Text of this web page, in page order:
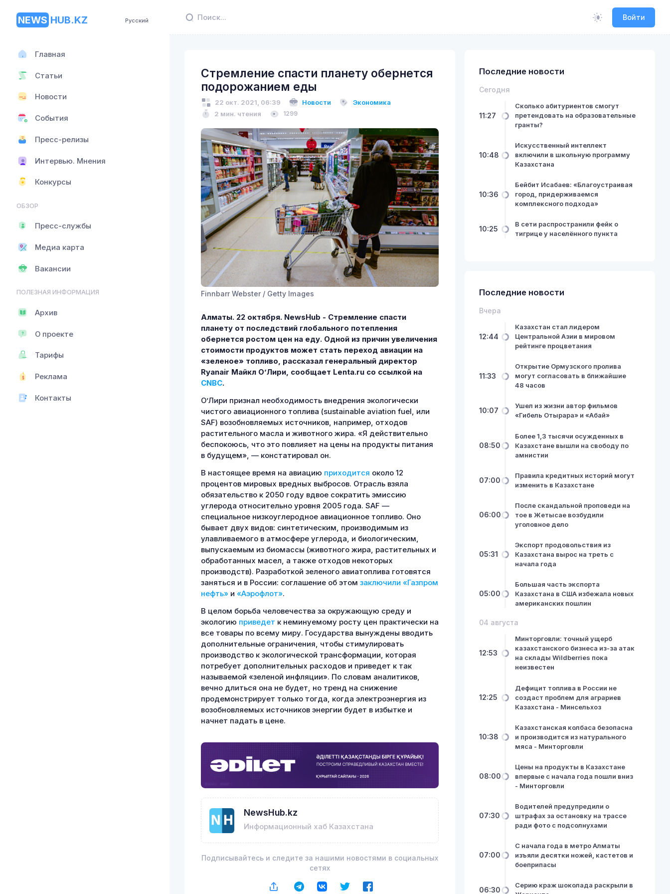
Войти
NEWS HUB.KZ Русский
Главная
Статьи
Новости
События
Пресс-релизы
Интервью. Мнения
Конкурсы
ОБЗОР
Пресс-службы
Медиа карта
Вакансии
ПОЛЕЗНАЯ ИНФОРМАЦИЯ
Архив
О проекте
Тарифы
Реклама
Контакты
Стремление спасти планету обернется
подорожанием еды
22 окт. 2021, 06:39 Новости
Экономика
2 мин. чтения
1299
Finnbarr Webster / Getty Images
Алматы. 22 октября. NewsHub - Стремление спасти
планету от последствий глобального потепления
обернется ростом цен на еду. Одной из причин увеличения
стоимости продуктов может стать переход авиации на
«зеленое» топливо, рассказал генеральный директор
Ryanair Майкл О’Лири, сообщает Lenta.ru со ссылкой на
CNBC.
О’Лири признал необходимость внедрения экологически
чистого авиационного топлива (sustainable aviation fuel, или
SAF) возобновляемых источников, например, отходов
растительного масла и животного жира. «Я действительно
беспокоюсь, что это повлияет на цены на продукты питания
в будущем», — констатировал он.
В настоящее время на авиацию приходится около 12
процентов мировых вредных выбросов. Отрасль взяла
обязательство к 2050 году вдвое сократить эмиссию
углерода относительно уровня 2005 года. SAF —
специальное низкоуглеродное авиационное топливо. Оно
бывает двух видов: синтетическим, производимым из
улавливаемого в атмосфере углерода, и биологическим,
выпускаемым из биомассы (животного жира, растительных и
обработанных масел, а также отходов некоторых
производств). Разработкой зеленого авиатоплива готовятся
заняться и в России: соглашение об этом заключили «Газпром
нефть»и «Аэрофлот».
В целом борьба человечества за окружающую среду и
экологию приведет к неминуемому росту цен практически на
все товары по всему миру. Государства вынуждены вводить
дополнительные ограничения, чтобы стимулировать
производство к экологической трансформации, которая
потребует дополнительных расходов и приведет к так
называемой «зеленой инфляции». По словам аналитиков,
вечно длиться она не будет, но тренд на снижение
продемонстрирует только тогда, когда электроэнергия из
возобновляемых источников энергии будет в избытке и
начнет падать в цене.
NewsHub.kz
Информационный хаб Казахстана
Подписывайтесь и следите за нашими новостями в социальных
сетях
Последние новости
Сегодня
11:27
Сколько абитуриентов смогут
претендовать на образовательные
гранты?
10:48
Искусственный интеллект
включили в школьную программу
Казахстана
10:36
Бейбит Исабаев: «Благоустраивая
город, придерживаемся
комплексного подхода»
10:25
В сети распространили фейк о
тигрице у населённого пункта
Последние новости
Вчера
12:44
Казахстан стал лидером
Центральной Азии в мировом
рейтинге процветания
11:33
Открытие Ормузского пролива
могут согласовать в ближайшие
48 часов
10:07
Ушел из жизни автор фильмов
«Гибель Отырара» и «Абай»
08:50
Более 1,3 тысячи осужденных в
Казахстане вышли на свободу по
амнистии
07:00
Правила кредитных историй могут
изменить в Казахстане
06:00
После скандальной проповеди на
тое в Жетысае возбудили
уголовное дело
05:31
Экспорт продовольствия из
Казахстана вырос на треть с
начала года
05:00
Большая часть экспорта
Казахстана в США избежала новых
американских пошлин
04 августа
12:53
Минторговли: точный ущерб
казахстанского бизнеса из-за атак
на склады Wildberries пока
неизвестен
12:25
Дефицит топлива в России не
создаст проблем для аграриев
Казахстана - Минсельхоз
10:38
Казахстанская колбаса безопасна
и производится из натурального
мяса - Минторговли
08:00
Цены на продукты в Казахстане
впервые с начала года пошли вниз
- Минторговли
07:30
Водителей предупредили о
штрафах за остановку на трассе
ради фото с подсолнухами
07:00
С начала года в метро Алматы
изъяли десятки ножей, кастетов и
боеприпасы
06:30
Серию краж шоколада раскрыли в